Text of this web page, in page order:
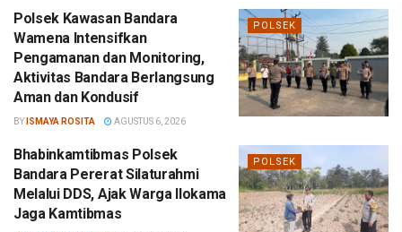
POLSEK
Polsek Kawasan Bandara
Wamena Intensifkan
Pengamanan dan Monitoring,
Aktivitas Bandara Berlangsung
Aman dan Kondusif
BY ISMAYA ROSITA AGUSTUS 6, 2026
POLSEK
Bhabinkamtibmas Polsek
Bandara Pererat Silaturahmi
Melalui DDS, Ajak Warga Ilokama
Jaga Kamtibmas